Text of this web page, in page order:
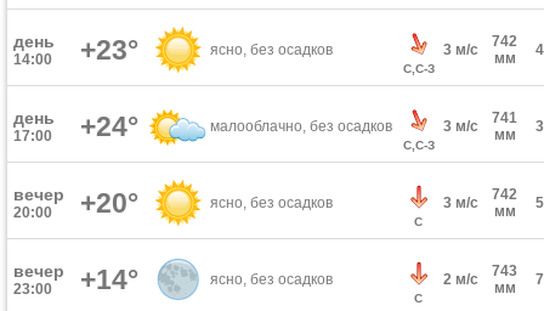
день
14:00 +23° ясно, без осадков
С,С-З
3 м/с
742
мм
день
17:00 +24° малооблачно, без осадков
С,С-З
3 м/с
741
мм
вечер
20:00 +20° ясно, без осадков
С
3 м/с
742
мм
вечер
23:00 +14° ясно, без осадков
С
2 м/с
743
мм